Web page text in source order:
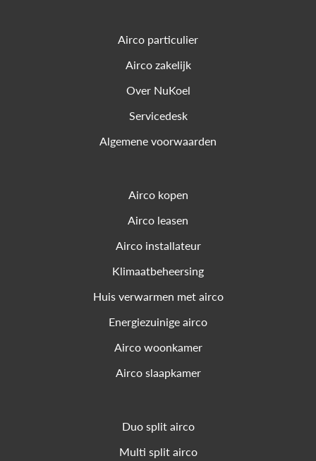
Airco particulier
Airco zakelijk
Over NuKoel
Servicedesk
Algemene voorwaarden
Airco kopen
Airco leasen
Airco installateur
Klimaatbeheersing
Huis verwarmen met airco
Energiezuinige airco
Airco woonkamer
Airco slaapkamer
Duo split airco
Multi split airco